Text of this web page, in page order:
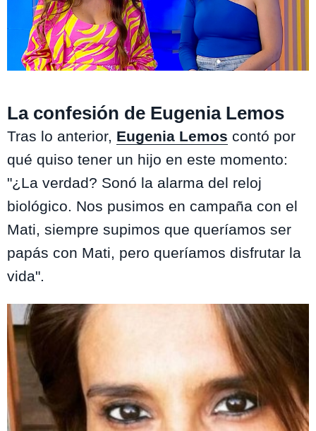
La confesión de Eugenia Lemos
Tras lo anterior, Eugenia Lemos contó por
qué quiso tener un hijo en este momento:
"¿La verdad? Sonó la alarma del reloj
biológico. Nos pusimos en campaña con el
Mati, siempre supimos que queríamos ser
papás con Mati, pero queríamos disfrutar la
vida".